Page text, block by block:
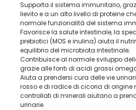
Supporta il sistema immunitario,
lievito e a un alto livello di proteine
normale funzionalità del sistema
Favorisce la salute intestinale, la
prebiotici (MOS e inulina) aiuta il
equilibrio del microbiota intestinale;
Contribuisce al normale sviluppo
grazie alle fonti di acidi grassi
Aiuta a prendersi cura delle vie
rosso e di radice di cicoria di origine
controllati di minerali aiutano a
urinarie.